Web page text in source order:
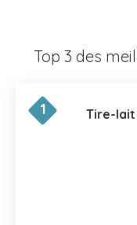
Top 3 des
1 Tire-lait